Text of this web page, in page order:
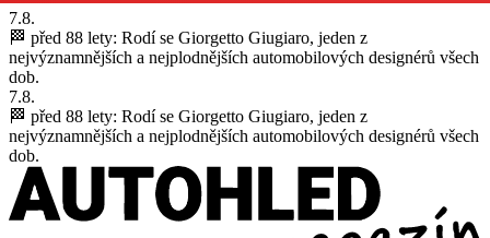
7.8.
🏁 před 88 lety: Rodí se Giorgetto Giugiaro, jeden z
nejvýznamnějších a nejplodnějších automobilových designérů všech
dob.
7.8.
🏁 před 88 lety: Rodí se Giorgetto Giugiaro, jeden z
nejvýznamnějších a nejplodnějších automobilových designérů všech
dob.